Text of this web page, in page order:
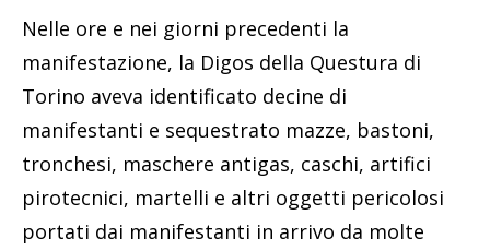
Nelle ore e nei giorni precedenti la
manifestazione, la Digos della Questura di
Torino aveva identificato decine di
manifestanti e sequestrato mazze, bastoni,
tronchesi, maschere antigas, caschi, artifici
pirotecnici, martelli e altri oggetti pericolosi
portati dai manifestanti in arrivo da molte